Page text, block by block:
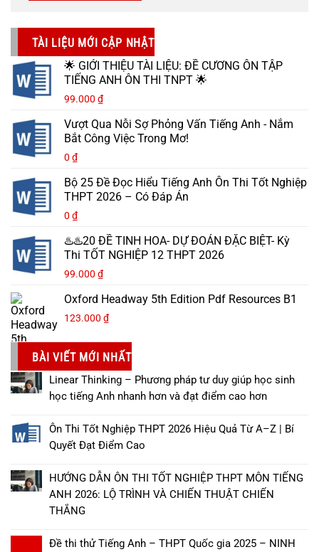
TÀI LIỆU MỚI CẬP NHẬT
🌟 GIỚI THIỆU TÀI LIỆU: ĐỀ CƯƠNG ÔN TẬP
TIẾNG ANH ÔN THI TNPT 🌟
99.000 ₫
Vượt Qua Nỗi Sợ Phỏng Vấn Tiếng Anh - Nắm
Bắt Công Việc Trong Mơ!
0 ₫
Bộ 25 Đề Đọc Hiểu Tiếng Anh Ôn Thi Tốt Nghiệp
THPT 2026 – Có Đáp Án
0 ₫
♨️♨️20 ĐỀ TINH HOA- DỰ ĐOÁN ĐẶC BIỆT- Kỳ
Thi TỐT NGHIỆP 12 THPT 2026
99.000 ₫
Oxford Headway 5th Edition Pdf Resources B1
123.000 ₫
BÀI VIẾT MỚI NHẤT
Linear Thinking – Phương pháp tư duy giúp học sinh
học tiếng Anh nhanh hơn và đạt điểm cao hơn
Ôn Thi Tốt Nghiệp THPT 2026 Hiệu Quả Từ A–Z | Bí
Quyết Đạt Điểm Cao
HƯỚNG DẪN ÔN THI TỐT NGHIỆP THPT MÔN TIẾNG
ANH 2026: LỘ TRÌNH VÀ CHIẾN THUẬT CHIẾN
THẮNG
Đề thi thử Tiếng Anh – THPT Quốc gia 2025 – NINH